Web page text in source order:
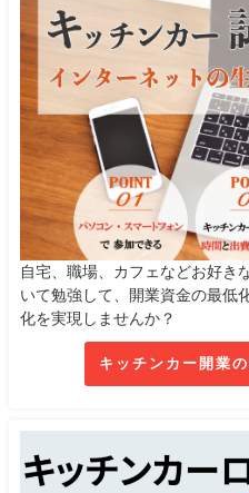
自宅、職場、カフェなどお好き
いて勉強して、開業資金の最低
化を実現しませんか？
キッチンカー開業